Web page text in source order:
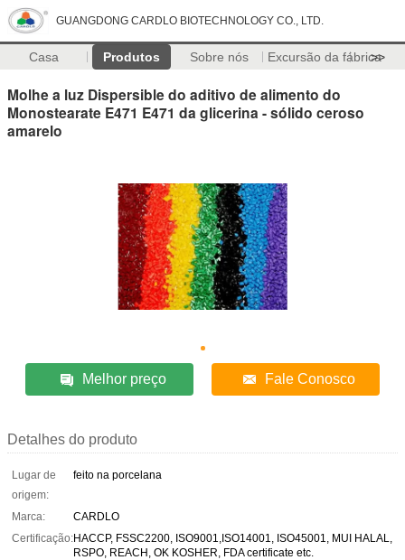
GUANGDONG CARDLO BIOTECHNOLOGY CO., LTD.
Casa Produtos Sobre nós Excursão da fábrica
>>
Molhe a luz Dispersible do aditivo de alimento do
Monostearate E471 E471 da glicerina - sólido ceroso
amarelo
Melhor preço Fale Conosco
Detalhes do produto
Lugar de
origem:
feito na porcelana
Marca:
CARDLO
Certificação:HACCP, FSSC2200, ISO9001,ISO14001, ISO45001, MUI HALAL,
RSPO, REACH, OK KOSHER, FDA certificate etc.